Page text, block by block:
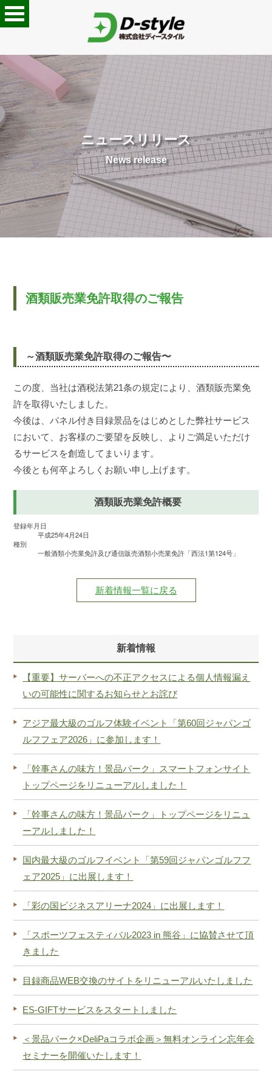
ニュースリリース
News release
酒類販売業免許取得のご報告
～酒類販売業免許取得のご報告〜
この度、当社は酒税法第21条の規定により、酒類販売業免
許を取得いたしました。
今後は、パネル付き目録景品をはじめとした弊社サービス
において、お客様のご要望を反映し、よりご満足いただけ
るサービスを創造してまいります。
今後とも何卒よろしくお願い申し上げます。
酒類販売業免許概要
登録年月日
平成25年4月24日
種別
一般酒類小売業免許及び通信販売酒類小売業免許「西法1第124号」
新着情報一覧に戻る
新着情報
【重要】サーバーへの不正アクセスによる個人情報漏え
いの可能性に関するお知らせとお詫び
アジア最大級のゴルフ体験イベント「第60回ジャパンゴ
ルフフェア2026」に参加します！
「幹事さんの味方！景品パーク」スマートフォンサイト
トップページをリニューアルしました！
「幹事さんの味方！景品パーク」トップページをリニュ
ーアルしました！
国内最大級のゴルフイベント「第59回ジャパンゴルフフ
ェア2025」に出展します！
「彩の国ビジネスアリーナ2024」に出展します！
「スポーツフェスティバル2023 in 熊谷」に協賛させて頂
きました
目録商品WEB交換のサイトをリニューアルいたしました
ES-GIFTサービスをスタートしました
＜景品パーク×DeliPaコラボ企画＞無料オンライン忘年会
セミナーを開催いたします！